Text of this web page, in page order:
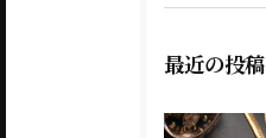
最近の投稿